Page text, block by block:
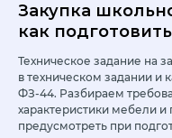
Закупка
как
Техническое задание на
в техническом задании и
ФЗ-44. Разбираем
характеристики мебели
предусмотреть при